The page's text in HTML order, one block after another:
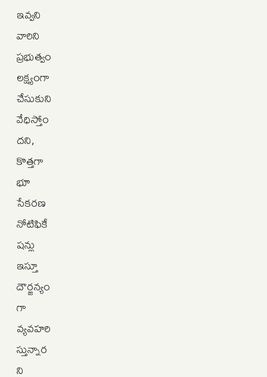
ఇవ్వని
వారిని
ప్రభుత్వం
లక్ష్యంగా
చేసుకుని
వేధిస్తోం
దని,
కొత్తగా
భూ
సేకరణ
నోటిఫికే
షన్లు
ఇస్తూ
దౌర్జన్యం
గా
వ్యవహరి
స్తున్నార
ని